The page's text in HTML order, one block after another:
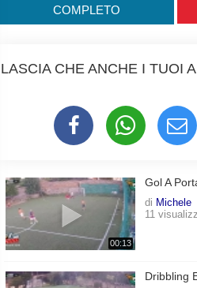
COMPLETO
LASCIA CHE ANCHE I TUOI
00:13
Gol A
di Michele
11
Dribbling